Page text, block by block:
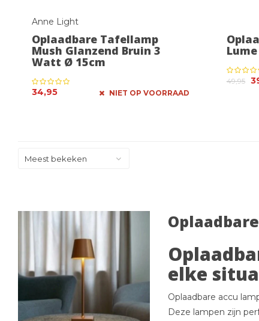
Anne Light
Oplaadbare Tafellamp
Mush Glanzend Bruin 3
Watt Ø 15cm
34,95 NIET OP VOORRAAD
49,95
Meest bekeken
elke
Oplaadbare accu
Deze lampen zijn